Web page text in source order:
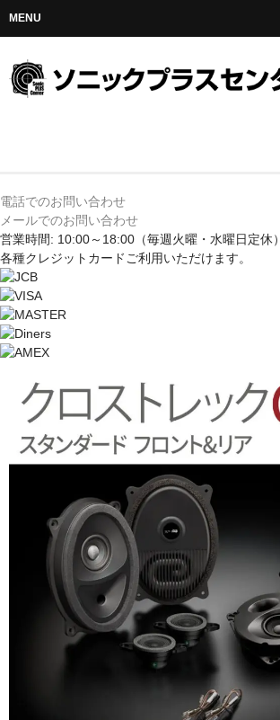
MENU
ホーム
メルセデス
BMW
MINI
アウディ
トヨタ
日産
スバル
アクセス
お問い合わせ
電話でのお問い合わせ
メールでのお問い合わせ
営業時間: 10:00～18:00 （毎週火曜・水曜日定休）
各種クレジットカードご利用いただけます。